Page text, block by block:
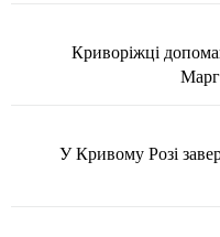
Криворіжці
У Кривому Розі